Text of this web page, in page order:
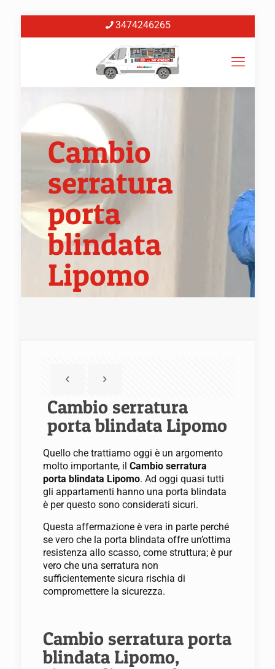
3474246265
Cambio
serratura
porta
blindata
Lipomo
Cambio serratura
porta blindata Lipomo
Quello che trattiamo oggi è un argomento
molto importante, il Cambio serratura
porta blindata Lipomo. Ad oggi quasi tutti
gli appartamenti hanno una porta blindata
è per questo sono considerati sicuri.
Questa affermazione è vera in parte perché
se vero che la porta blindata offre un’ottima
resistenza allo scasso, come struttura; è pur
vero che una serratura non
sufficientemente sicura rischia di
compromettere la sicurezza.
Cambio serratura porta
blindata Lipomo,